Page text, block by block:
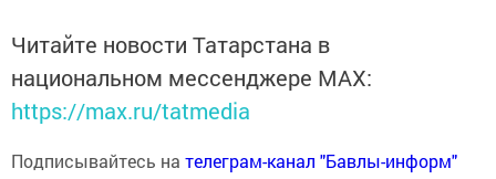
Читайте новости Татарстана в
национальном мессенджере MАХ:
https://max.ru/tatmedia
Подписывайтесь на телеграм-канал "Бавлы-информ"